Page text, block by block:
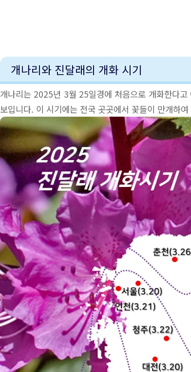
개나리와 진달래의 개화 시기
개나리는 2025년 3월 25일경에 처음으로 개화한다
보입니다. 이 시기에는 전국 곳곳에서 꽃들이 만개하